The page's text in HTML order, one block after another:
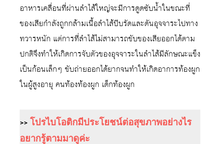
อาหารเคลื่อนที่ผ่านลำไส้ใหญ่จะมีการดูดซับน้ำในขณะที่
ของเสียกำลังถูกกล้ามเนื้อลำไส้บีบรัดและดันอุจจาระไปทาง
ทวารหนัก แต่การที่ลำไส้ไม่สามารถขับของเสียออกได้ตาม
ปกติจึงทำให้เกิดการจับตัวของอุจจาระในลำไส้มีลักษณะแข็ง
เป็นก้อนเล็กๆ ขับถ่ายออกได้ยากจนทำให้เกิดอาการท้องผูก
ในผู้สูงอายุ คนท้องท้องผูก เด็กท้องผูก
>> โปรไบโอติกมีประโยชน์ต่อสุขภาพอย่างไร
อยากรู้ตามมาดูค่ะ